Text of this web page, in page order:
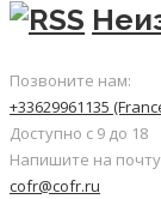
Позвоните нам:
+33629961135
Доступно с 9 до 18
Напишите на
cofr@cofr.ru